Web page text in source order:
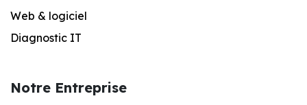
Web & logiciel
Diagnostic IT
Notre Entreprise